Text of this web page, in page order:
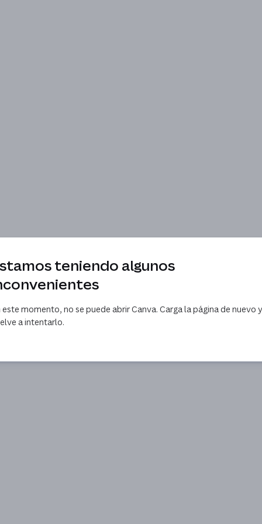
teniendo algunos
este momento, no se puede abrir Canva. Carga la página de nuevo y
a intentarlo.